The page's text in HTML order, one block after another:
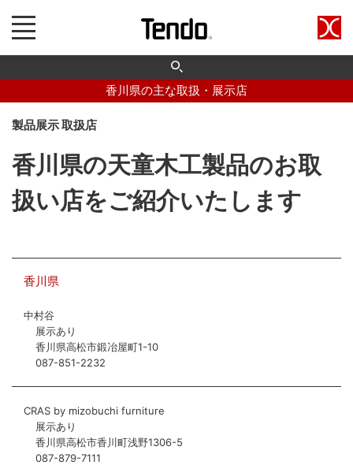
香川県の主な取扱・展示店
製品展示 取扱店
香川県の天童木工製品のお取
扱い店をご紹介いたします
香川県
中村谷
展示あり
香川県高松市鍛冶屋町1-10
087-851-2232
CRAS by mizobuchi furniture
展示あり
香川県高松市香川町浅野1306-5
087-879-7111